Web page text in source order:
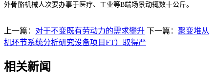
外骨骼机械人次要办事于医疗、工业等B端场景动辄数十公斤。
上一篇： 对于不变既有劳动力的需求攀升 下一篇： 聚变堆从
机环节系统分析研究设备项目FT）取得严
相关新闻